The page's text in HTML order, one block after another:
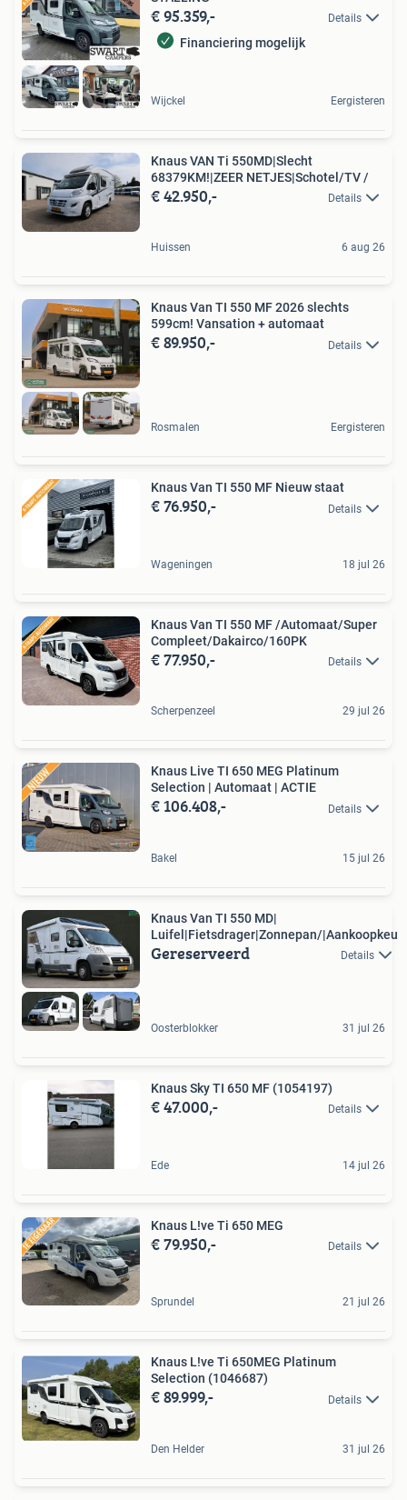
€ 95.359,- Details
Financiering mogelijk
Wijckel Eergisteren
Knaus VAN Ti 550MD|Slecht
68379KM!|ZEER NETJES|Schotel/TV /
€ 42.950,- Details
Huissen 6 aug 26
Knaus Van TI 550 MF 2026 slechts
599cm! Vansation + automaat
€ 89.950,- Details
Rosmalen Eergisteren
Knaus Van TI 550 MF Nieuw staat
€ 76.950,- Details
Wageningen 18 jul 26
Knaus Van TI 550 MF /Automaat/Super
Compleet/Dakairco/160PK
€ 77.950,- Details
Scherpenzeel 29 jul 26
Knaus Live TI 650 MEG Platinum
Selection | Automaat | ACTIE
€ 106.408,- Details
Bakel 15 jul 26
Knaus Van TI 550 MD|
Luifel|Fietsdrager|Zonnepan/|Aankoopkeu
Gereserveerd Details
Oosterblokker 31 jul 26
Knaus Sky TI 650 MF (1054197)
€ 47.000,- Details
Ede 14 jul 26
Knaus L!ve Ti 650 MEG
€ 79.950,- Details
Sprundel 21 jul 26
Knaus L!ve Ti 650MEG Platinum
Selection (1046687)
€ 89.999,- Details
Den Helder 31 jul 26